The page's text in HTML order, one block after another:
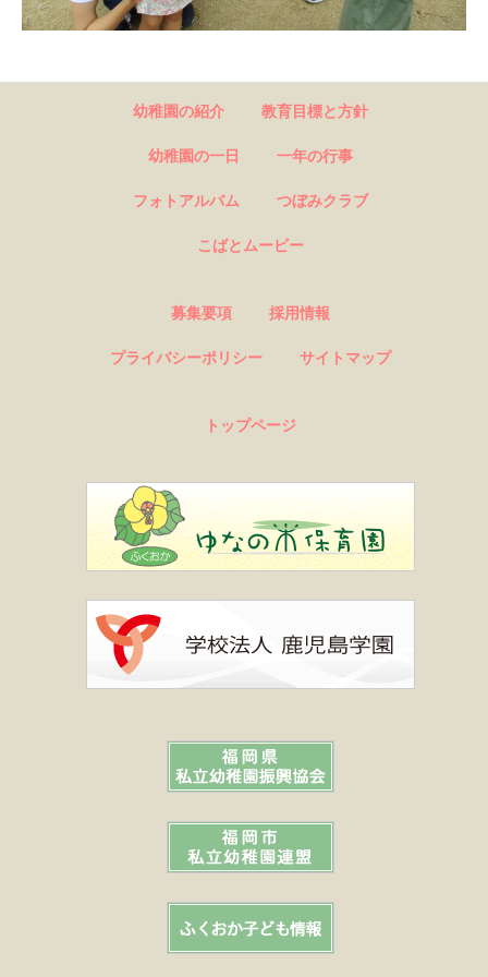
幼稚園の紹介 教育目標と方針
幼稚園の一日 一年の行事
フォトアルバム つぼみクラブ
こばとムービー
募集要項 採用情報
プライバシーポリシー サイトマップ
トップページ